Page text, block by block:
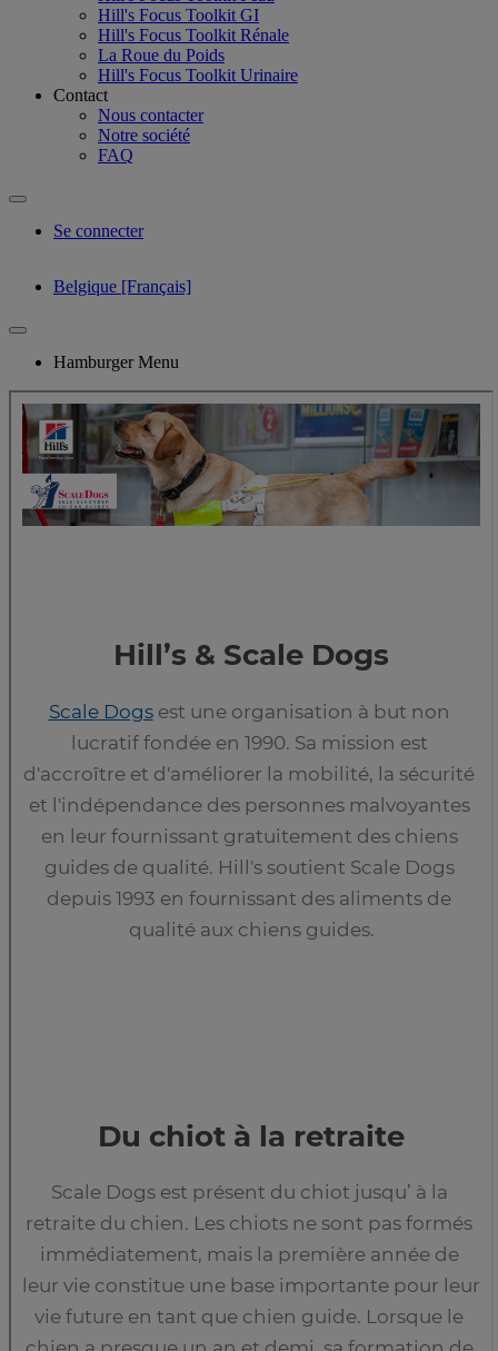
Hill's Focus Toolkit GI
Hill's Focus Toolkit Rénale
La Roue du Poids
Hill's Focus Toolkit Urinaire
Contact
Nous contacter
Notre société
FAQ
Se connecter
Belgique [Français]
Hamburger Menu